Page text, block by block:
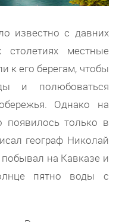
известно с давних
местные
к его берегам, чтобы
и полюбоваться
Однако на
появилось только в
географ Николай
на Кавказе и
пятно воды с